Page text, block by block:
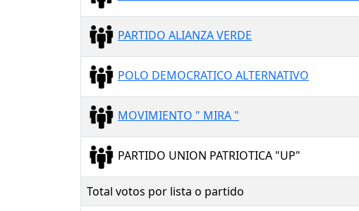
PARTIDO ALIANZA VERDE
POLO DEMOCRATICO ALTERNATIVO
MOVIMIENTO " MIRA "
PARTIDO UNION PATRIOTICA "UP"
Total votos por lista o partido